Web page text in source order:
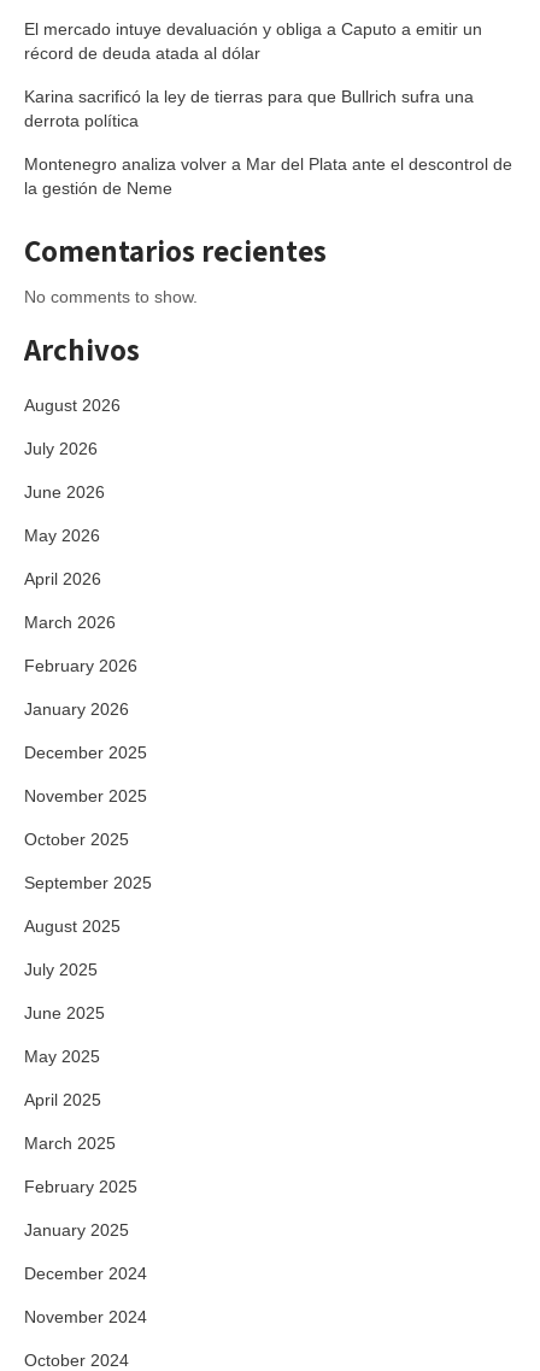
El mercado intuye devaluación y obliga a Caputo a emitir un
récord de deuda atada al dólar
Karina sacrificó la ley de tierras para que Bullrich sufra una
derrota política
Montenegro analiza volver a Mar del Plata ante el descontrol de
la gestión de Neme
Comentarios recientes
No comments to show.
Archivos
August 2026
July 2026
June 2026
May 2026
April 2026
March 2026
February 2026
January 2026
December 2025
November 2025
October 2025
September 2025
August 2025
July 2025
June 2025
May 2025
April 2025
March 2025
February 2025
January 2025
December 2024
November 2024
October 2024